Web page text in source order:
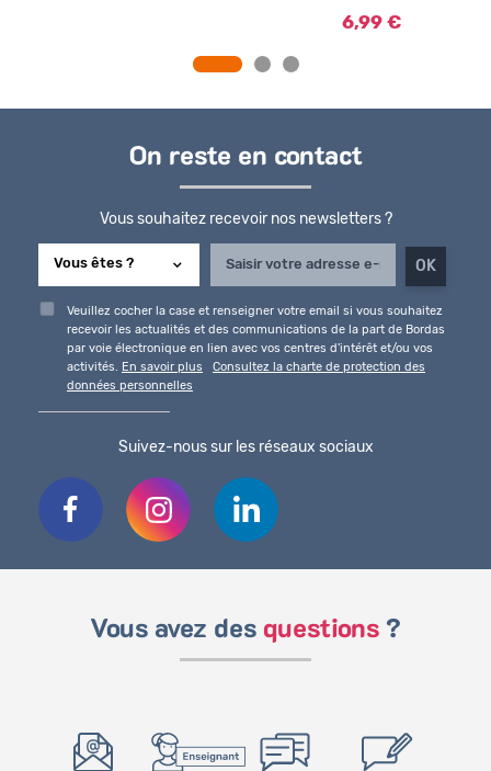
6,99 €
On reste en contact
Vous souhaitez recevoir nos newsletters ?
Veuillez cocher la case et renseigner votre email si vous souhaitez
recevoir les actualités et des communications de la part de Bordas
par voie électronique en lien avec vos centres d'intérêt et/ou vos
activités. En savoir plus
Consultez la charte de protection des
données personnelles
Suivez-nous sur les réseaux sociaux
Vous avez des questions ?